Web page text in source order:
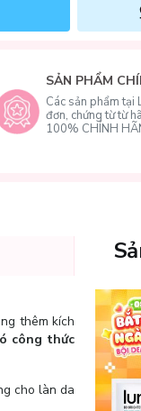
SẢN PHẨM
Các sản phẩm tại
đơn, chứng từ từ
100% CHÍNH
thêm kích
công thức
cho làn da